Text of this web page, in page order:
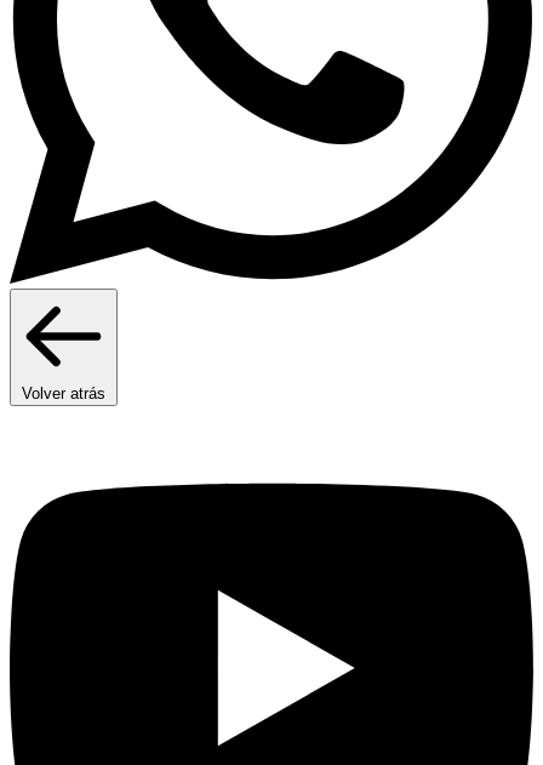
Volver atrás